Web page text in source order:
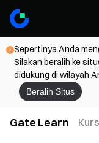
Sepertinya Anda
Silakan beralih ke
didukung di wilayah
Beralih Situs
Gate Learn